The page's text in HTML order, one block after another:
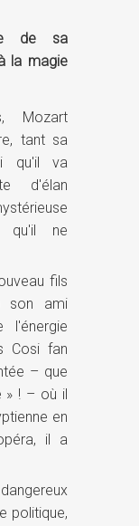
de sa
la magie
Mozart
tant sa
qu'il va
d'élan
qu'il ne
fils
son ami
l'énergie
Cosi fan
– que
» ! – où il
en
il a
politique,